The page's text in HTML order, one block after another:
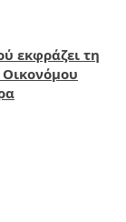
εκφράζει τη